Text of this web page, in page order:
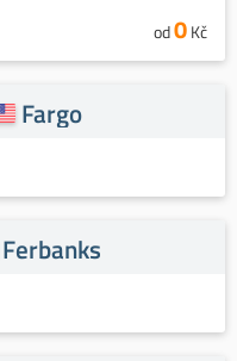
od0Kč
Fargo
Ferbanks